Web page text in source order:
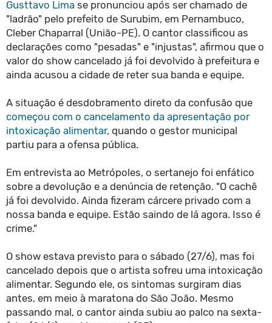
Gusttavo Lima se pronunciou após ser chamado de
"ladrão" pelo prefeito de Surubim, em Pernambuco,
Cleber Chaparral (União-PE). O cantor classificou as
declarações como "pesadas" e "injustas", afirmou que o
valor do show cancelado já foi devolvido à prefeitura e
ainda acusou a cidade de reter sua banda e equipe.
A situação é desdobramento direto da confusão que
começou com o cancelamento da apresentação por
intoxicação alimentar, quando o gestor municipal
partiu para a ofensa pública.
Em entrevista ao Metrópoles, o sertanejo foi enfático
sobre a devolução e a denúncia de retenção. "O cachê
já foi devolvido. Ainda fizeram cárcere privado com a
nossa banda e equipe. Estão saindo de lá agora. Isso é
crime."
O show estava previsto para o sábado (27/6), mas foi
cancelado depois que o artista sofreu uma intoxicação
alimentar. Segundo ele, os sintomas surgiram dias
antes, em meio à maratona do São João. Mesmo
passando mal, o cantor ainda subiu ao palco na sexta-